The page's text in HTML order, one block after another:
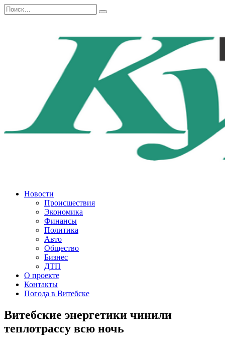
Перейти
к
Search
for:
Новости
Происшествия
Экономика
Финансы
Политика
Авто
Общество
Бизнес
ДТП
О проекте
Контакты
Погода в Витебске
Витебские энергетики чинили
теплотрассу всю ночь